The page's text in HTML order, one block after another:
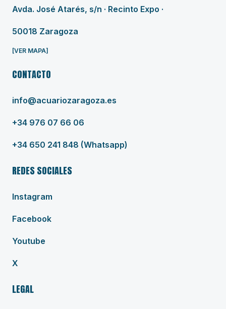
Avda. José Atarés, s/n · Recinto Expo ·
50018 Zaragoza
[VER MAPA]
CONTACTO
info@acuariozaragoza.es
+34 976 07 66 06
+34 650 241 848 (Whatsapp)
REDES SOCIALES
Instagram
(abre en nueva ventana)
Facebook
(abre en nueva ventana)
Youtube
(abre en nueva ventana)
X
(abre en nueva ventana)
LEGAL